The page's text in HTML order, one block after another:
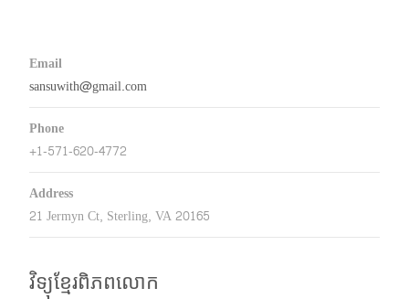
Email
sansuwith@gmail.com
Phone
+1-571-620-4772
Address
21 Jermyn Ct, Sterling, VA 20165
វិទ្យុខ្មែរពិភពលោក